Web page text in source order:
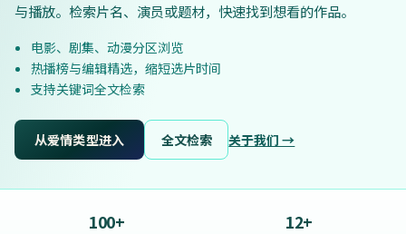
与播放。检索片名、演员或题材，快速找到想看的作品。
电影、剧集、动漫分区浏览
热播榜与编辑精选，缩短选片时间
支持关键词全文检索
从爱情类型进入 全文检索 关于我们 →
100+ 12+